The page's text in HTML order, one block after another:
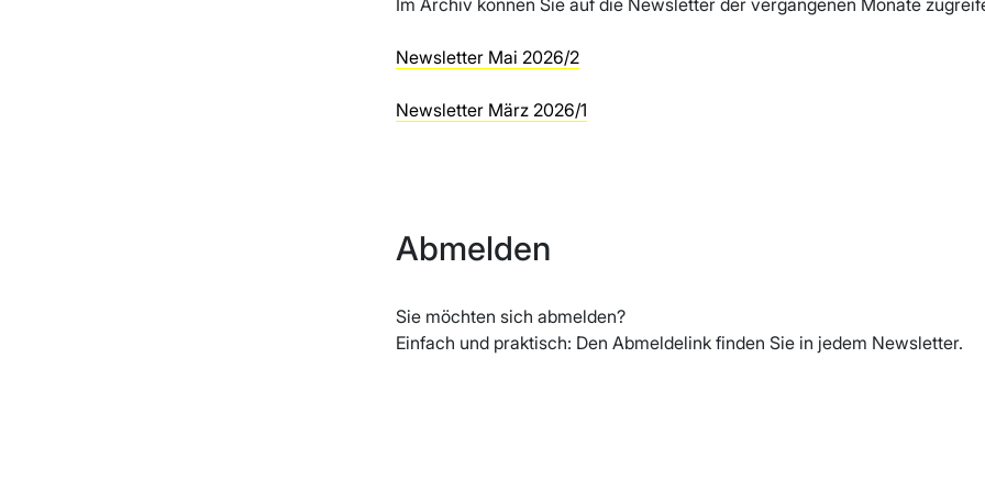
Im Archiv können Sie auf die Newsletter der vergangenen Monate
Newsletter Mai 2026/2
Newsletter März 2026/1
Abmelden
Sie möchten sich abmelden?
Einfach und praktisch: Den Abmeldelink finden Sie in jedem Newsletter.